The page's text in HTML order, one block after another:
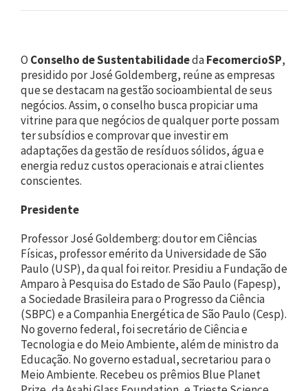
O Conselho de SustentabilidadedaFecomercioSP,
presidido por José Goldemberg, reúne as empresas
que se destacam na gestão socioambiental de seus
negócios. Assim, o conselho busca propiciar uma
vitrine para que negócios de qualquer porte possam
ter subsídios e comprovar que investir em
adaptações da gestão de resíduos sólidos, água e
energia reduz custos operacionais e atrai clientes
conscientes.
Presidente
Professor José Goldemberg: doutor em Ciências
Físicas, professor emérito da Universidade de São
Paulo (USP), da qual foi reitor. Presidiu a Fundação de
Amparo à Pesquisa do Estado de São Paulo (Fapesp),
a Sociedade Brasileira para o Progresso da Ciência
(SBPC) e a Companhia Energética de São Paulo (Cesp).
No governo federal, foi secretário de Ciência e
Tecnologia e do Meio Ambiente, além de ministro da
Educação. No governo estadual, secretariou para o
Meio Ambiente. Recebeu os prêmios Blue Planet